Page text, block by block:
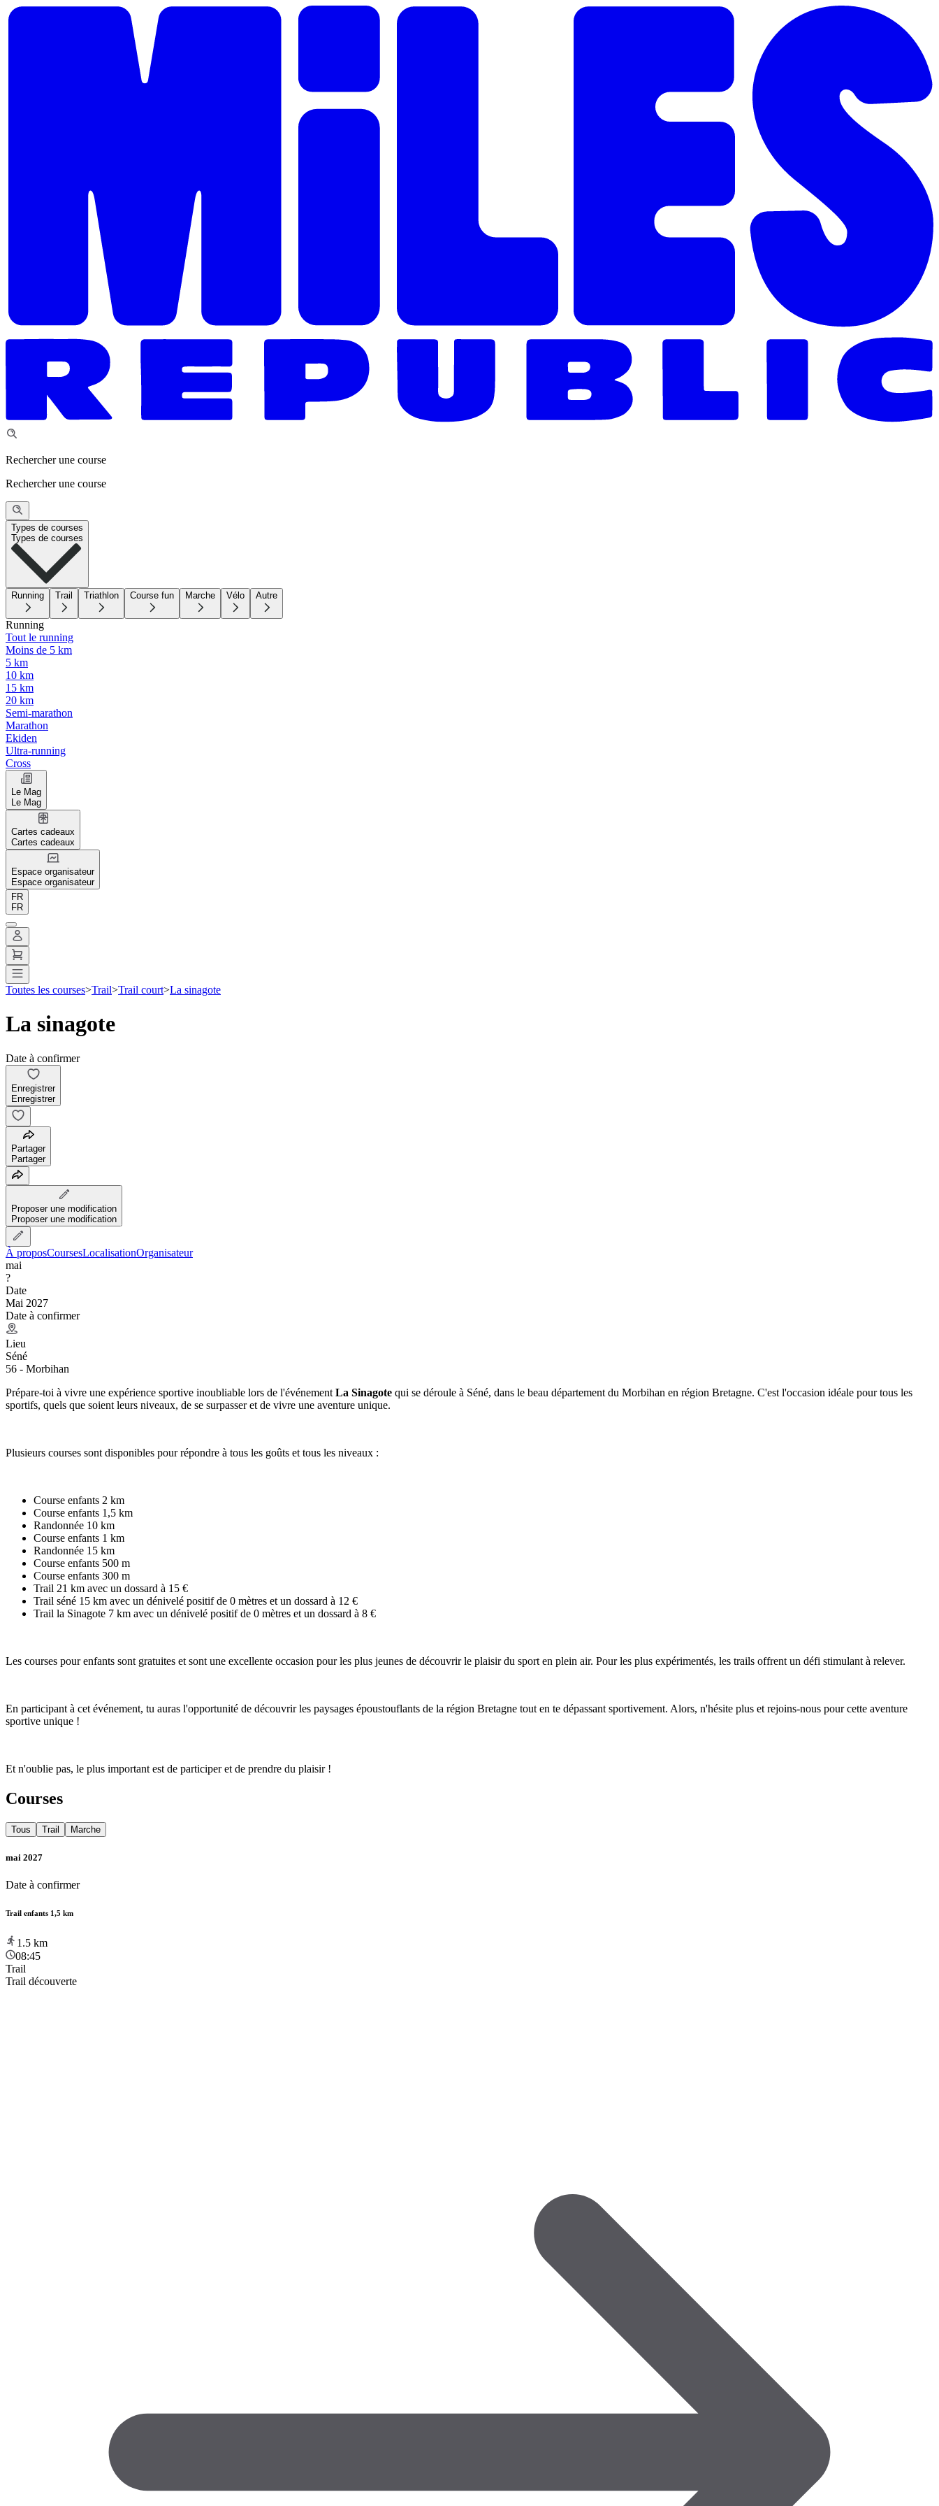
Rechercher une course
Rechercher une course
Types de courses
Types de courses
Running Trail Triathlon Course fun Marche Vélo Autre
Running
Tout le running
Moins de 5 km
5 km
10 km
15 km
20 km
Semi-marathon
Marathon
Ekiden
Ultra-running
Cross
Le Mag
Le Mag
Cartes cadeaux
Cartes cadeaux
Espace organisateur
Espace organisateur
FR
FR
Toutes les courses>Trail>Trail court>La sinagote
La sinagote
Date à confirmer
Enregistrer
Enregistrer
Partager
Partager
Proposer une modification
Proposer une modification
À proposCoursesLocalisationOrganisateur
mai
?
Date
Mai 2027
Date à confirmer
Lieu
Séné
56 - Morbihan
Prépare-toi à vivre une expérience sportive inoubliable lors de l'événement La Sinagote qui se déroule à Séné, dans le beau département du Morbihan en région Bretagne. C'est l'occasion idéale pour tous les
sportifs, quels que soient leurs niveaux, de se surpasser et de vivre une aventure unique.
Plusieurs courses sont disponibles pour répondre à tous les goûts et tous les niveaux :
Course enfants 2 km
Course enfants 1,5 km
Randonnée 10 km
Course enfants 1 km
Randonnée 15 km
Course enfants 500 m
Course enfants 300 m
Trail 21 km avec un dossard à 15 €
Trail séné 15 km avec un dénivelé positif de 0 mètres et un dossard à 12 €
Trail la Sinagote 7 km avec un dénivelé positif de 0 mètres et un dossard à 8 €
Les courses pour enfants sont gratuites et sont une excellente occasion pour les plus jeunes de découvrir le plaisir du sport en plein air. Pour les plus expérimentés, les trails offrent un défi stimulant à relever.
En participant à cet événement, tu auras l'opportunité de découvrir les paysages époustouflants de la région Bretagne tout en te dépassant sportivement. Alors, n'hésite plus et rejoins-nous pour cette aventure
sportive unique !
Et n'oublie pas, le plus important est de participer et de prendre du plaisir !
Courses
Tous Trail Marche
mai 2027
Date à confirmer
Trail enfants 1,5 km
1.5 km
08:45
Trail
Trail découverte